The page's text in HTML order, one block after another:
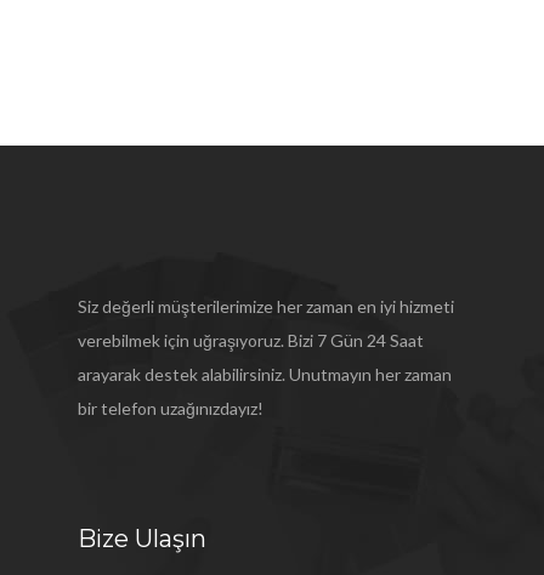
Siz değerli müşterilerimize her zaman en iyi hizmeti
verebilmek için uğraşıyoruz. Bizi 7 Gün 24 Saat
arayarak destek alabilirsiniz. Unutmayın her zaman
bir telefon uzağınızdayız!
Bize Ulaşın